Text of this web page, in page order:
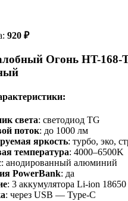
920 ₽
Огонь HT-168-
света: светодиод TG
поток: до 1000 лм
яркость: турбо, эко,
температура: 4000–6500K
: анодированный алюминий
PowerBank: да
: 3 аккумулятора Li-ion 18650
: через USB — Type-C